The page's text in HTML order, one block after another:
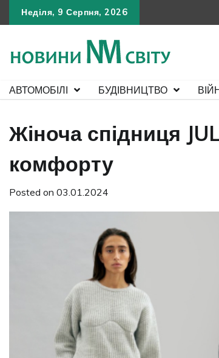
Неділя, 9 Серпня, 2026
АВТОМОБІЛІ БУДІВНИЦТВО
Жіноча спідниця
комфорту
Posted on 03.01.2024